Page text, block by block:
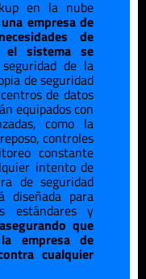
en la nube
empresa de
de
el sistema se
de la
de seguridad
de datos
equipados con
como la
controles
constante
intento de
de seguridad
diseñada para
estándares y
asegurando que
empresa de
cualquier